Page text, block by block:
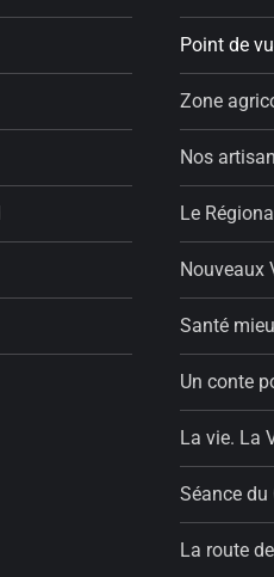
Point de
Zone
Nos
Le
Nouveaux
Santé
Un conte
La vie. La
Séance du
La route